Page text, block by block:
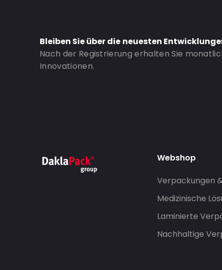
Bleiben Sie über die neuesten
Nach der Registrierung erhalten Sie
Innovationen.
Webshop
Verpackungen
Medizinische
Laminierte
Nachhaltige